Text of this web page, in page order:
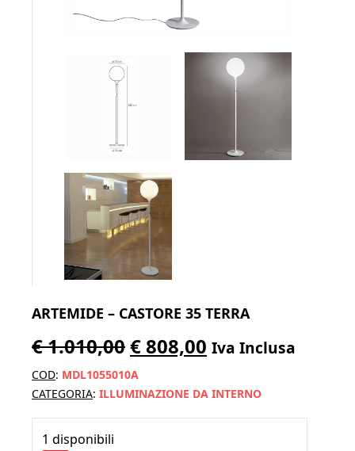
ARTEMIDE – CASTORE 35 TERRA
€1.010,00Il
prezzo
originale
era:
€808,00 Il
attuale
è:
Iva Inclusa
COD: MDL1055010A
CATEGORIA: ILLUMINAZIONE DA INTERNO
1 disponibili